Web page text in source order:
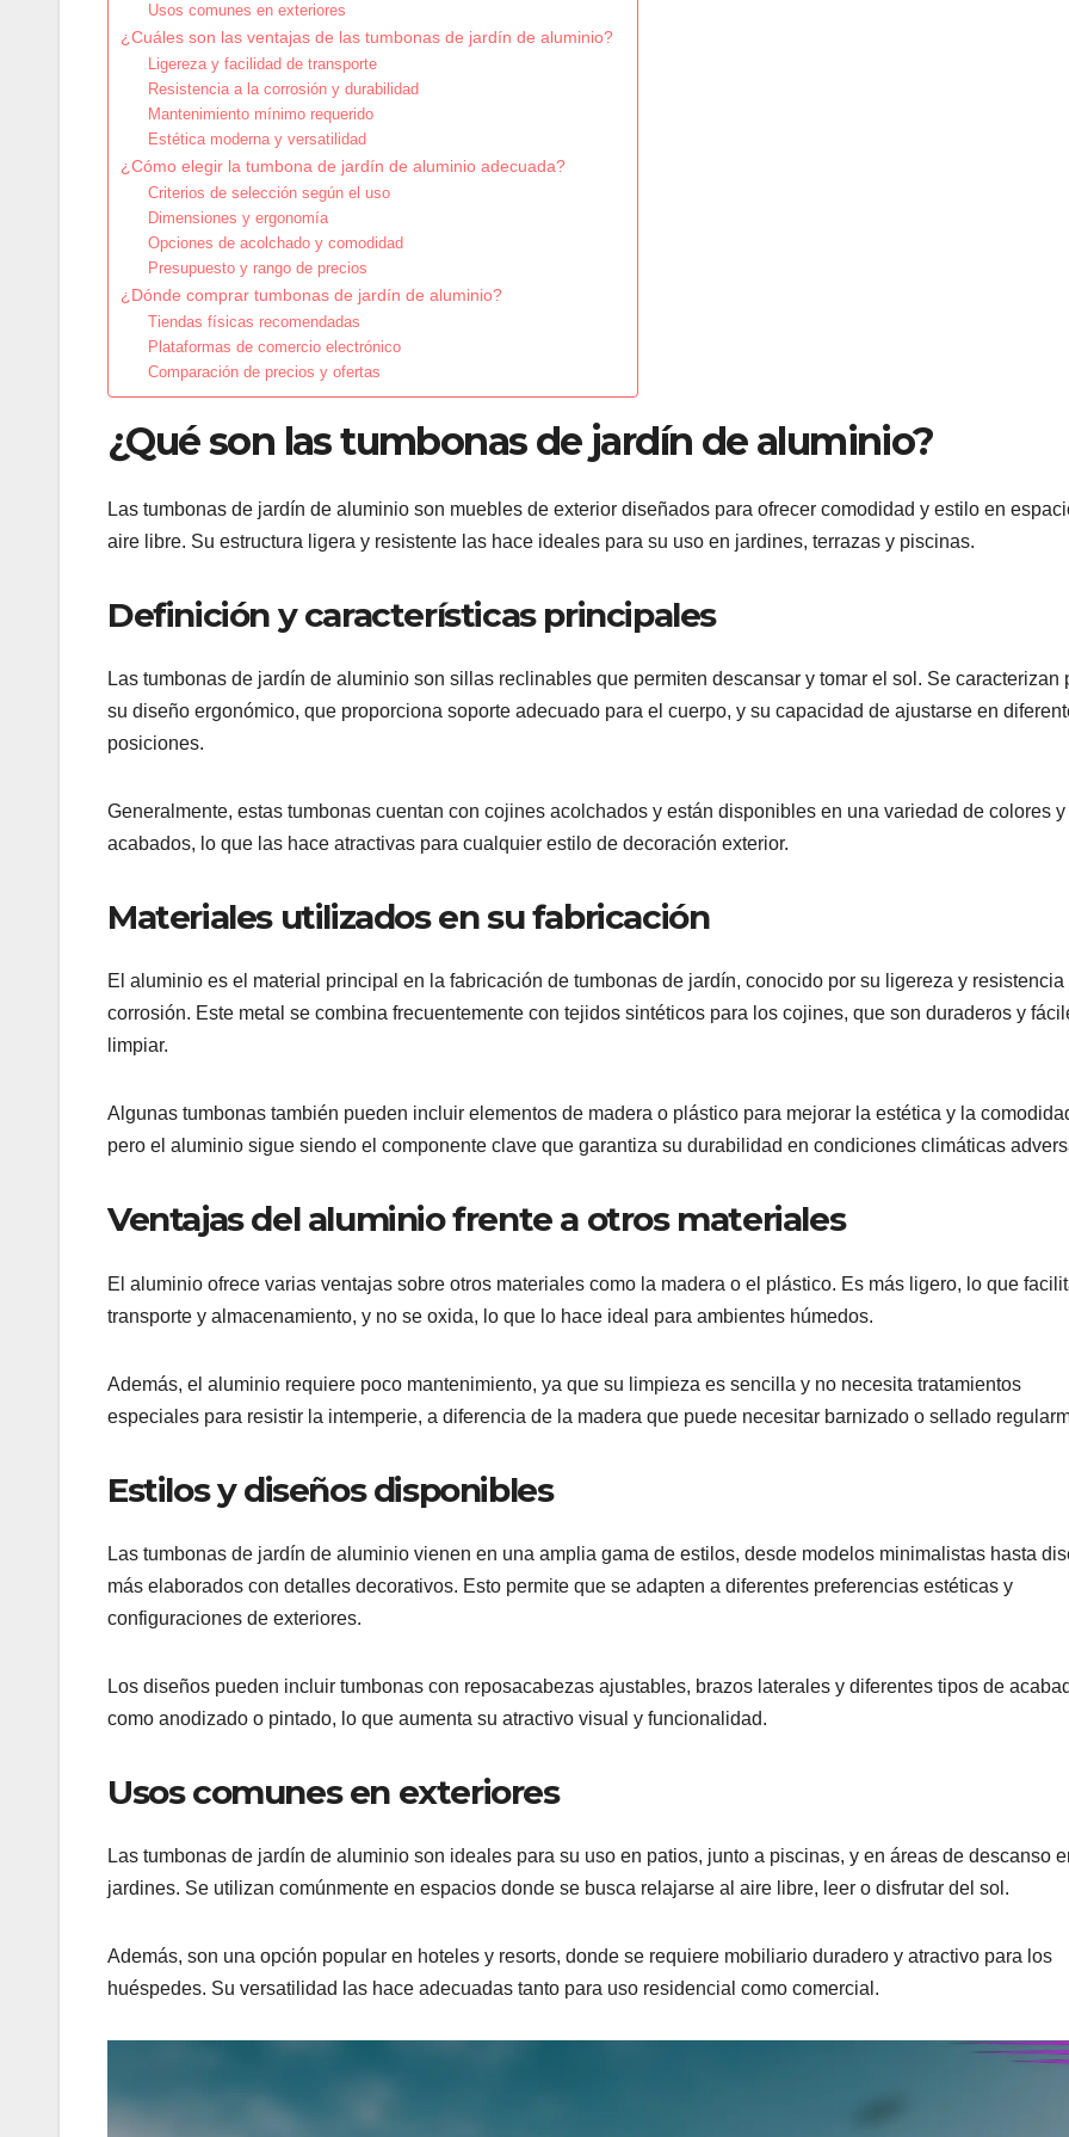
Usos comunes en exteriores
¿Cuáles son las ventajas de las tumbonas de jardín de aluminio?
Ligereza y facilidad de transporte
Resistencia a la corrosión y durabilidad
Mantenimiento mínimo requerido
Estética moderna y versatilidad
¿Cómo elegir la tumbona de jardín de aluminio adecuada?
Criterios de selección según el uso
Dimensiones y ergonomía
Opciones de acolchado y comodidad
Presupuesto y rango de precios
¿Dónde comprar tumbonas de jardín de aluminio?
Tiendas físicas recomendadas
Plataformas de comercio electrónico
Comparación de precios y ofertas
¿Qué son las tumbonas de jardín de aluminio?
Las tumbonas de jardín de aluminio son muebles de exterior diseñados para ofrecer comodidad y estilo en
aire libre. Su estructura ligera y resistente las hace ideales para su uso en jardines, terrazas y piscinas.
Definición y características principales
Las tumbonas de jardín de aluminio son sillas reclinables que permiten descansar y tomar el sol. Se caracterizan
su diseño ergonómico, que proporciona soporte adecuado para el cuerpo, y su capacidad de ajustarse en
posiciones.
Generalmente, estas tumbonas cuentan con cojines acolchados y están disponibles en una variedad de colores y
acabados, lo que las hace atractivas para cualquier estilo de decoración exterior.
Materiales utilizados en su fabricación
El aluminio es el material principal en la fabricación de tumbonas de jardín, conocido por su ligereza y resistencia
corrosión. Este metal se combina frecuentemente con tejidos sintéticos para los cojines, que son duraderos y
limpiar.
Algunas tumbonas también pueden incluir elementos de madera o plástico para mejorar la estética y la
pero el aluminio sigue siendo el componente clave que garantiza su durabilidad en condiciones climáticas
Ventajas del aluminio frente a otros materiales
El aluminio ofrece varias ventajas sobre otros materiales como la madera o el plástico. Es más ligero, lo que
transporte y almacenamiento, y no se oxida, lo que lo hace ideal para ambientes húmedos.
Además, el aluminio requiere poco mantenimiento, ya que su limpieza es sencilla y no necesita tratamientos
especiales para resistir la intemperie, a diferencia de la madera que puede necesitar barnizado o sellado
Estilos y diseños disponibles
Las tumbonas de jardín de aluminio vienen en una amplia gama de estilos, desde modelos minimalistas hasta
más elaborados con detalles decorativos. Esto permite que se adapten a diferentes preferencias estéticas y
configuraciones de exteriores.
Los diseños pueden incluir tumbonas con reposacabezas ajustables, brazos laterales y diferentes tipos de
como anodizado o pintado, lo que aumenta su atractivo visual y funcionalidad.
Usos comunes en exteriores
Las tumbonas de jardín de aluminio son ideales para su uso en patios, junto a piscinas, y en áreas de descanso
jardines. Se utilizan comúnmente en espacios donde se busca relajarse al aire libre, leer o disfrutar del sol.
Además, son una opción popular en hoteles y resorts, donde se requiere mobiliario duradero y atractivo para los
huéspedes. Su versatilidad las hace adecuadas tanto para uso residencial como comercial.